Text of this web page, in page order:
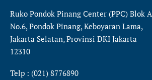
Ruko Pondok Pinang Center (PPC) Blok A
No.6, Pondok Pinang, Keboyaran Lama,
Jakarta Selatan, Provinsi DKI Jakarta
12310
Telp : (021) 8776890